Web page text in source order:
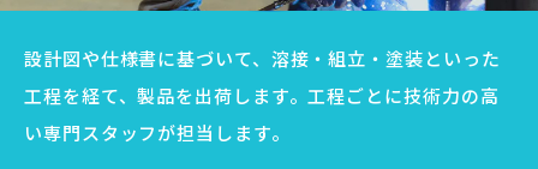
設計図や仕様書に基づいて、溶接・組立・塗装といった
工程を経て、製品を出荷します。工程ごとに技術力の高
い専門スタッフが担当します。